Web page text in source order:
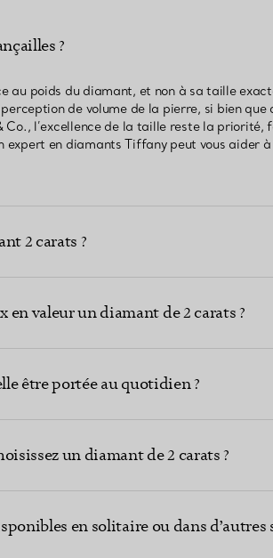
?
au poids du diamant, et non à sa taille
de volume de la pierre, si bien
l’excellence de la taille reste la priorité,
en diamants Tiffany peut vous aider
2 carats ?
valeur un diamant de 2 carats ?
être portée au quotidien ?
un diamant de 2 carats ?
en solitaire ou dans d’autres